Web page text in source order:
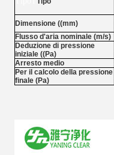
Dimensione ((mm)
Flusso d'aria nominale (m/s)
Deduzione di pressione
iniziale ((Pa)
Arresto medio
Per il calcolo della pressione
finale (Pa)